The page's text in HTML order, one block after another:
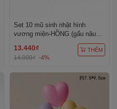
Set 10 mũ sinh nhật hình
vương miện-HỒNG (gấu nâu
13.440₫
14.000₫ -4%
THÊM